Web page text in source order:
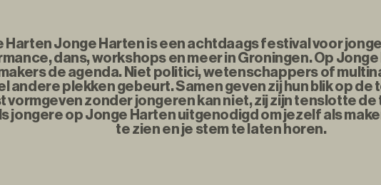
Harten Jonge Harten is een achtdaags festival voor
dans, workshops en meer in Groningen. Op
de agenda. Niet politici, wetenschappers of
andere plekken gebeurt. Samen geven zij hun blik op de
vormgeven zonder jongeren kan niet, zij zijn tenslotte
jongere op Jonge Harten uitgenodigd om jezelf als
te zien en je stem te laten horen.